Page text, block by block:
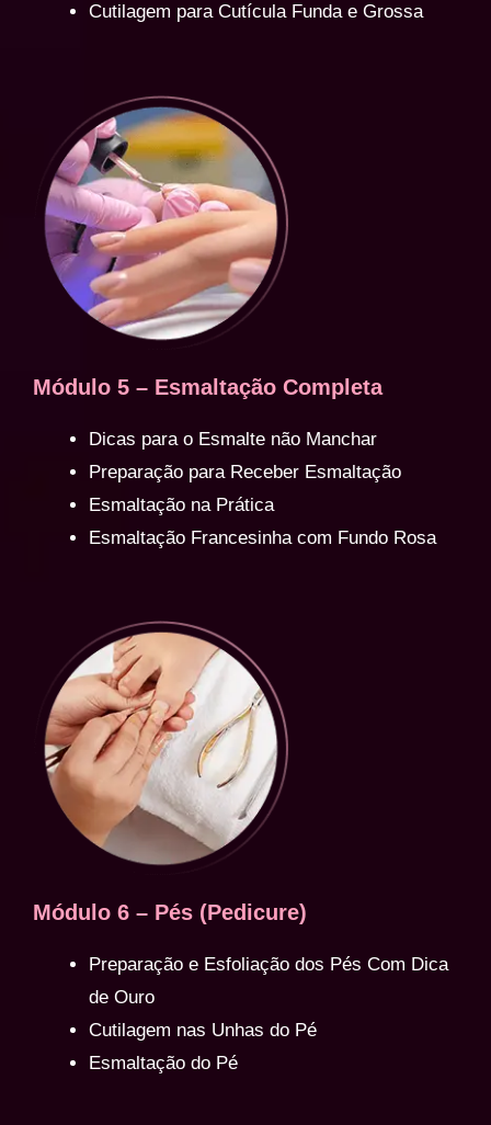
Cutilagem para Cutícula Funda e Grossa
Módulo 5 – Esmaltação Completa
Dicas para o Esmalte não Manchar
Preparação para Receber Esmaltação
Esmaltação na Prática
Esmaltação Francesinha com Fundo Rosa
Módulo 6 – Pés (Pedicure)
Preparação e Esfoliação dos Pés Com Dica
de Ouro
Cutilagem nas Unhas do Pé
Esmaltação do Pé